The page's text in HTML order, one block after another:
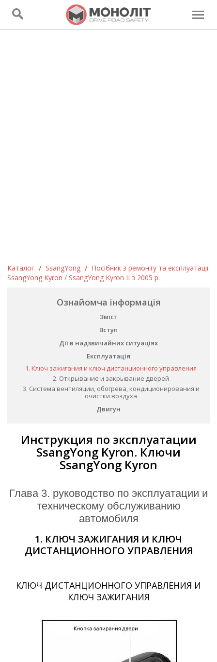
Каталог / SsangYong / Посібник з ремонту та експлуатації
SsangYong Kyron / SsangYong Kyron II з 2005 р.
Ознайомча інформація
Зміст
Вступ
Дії в надзвичайних ситуаціях
Експлуатація
1. Ключ зажигания и ключ дистанционного управления
2. Открывание и закрывание дверей
3. Система вентиляции, обогрева, кондиционирования и
очистки воздуха
Двигун
Инструкция по эксплуатации
SsangYong Kyron. Ключи
SsangYong Kyron
глава 3. руководство по эксплуатации и
техническому обслуживанию
автомобиля
1. КЛЮЧ ЗАЖИГАНИЯ И КЛЮЧ
ДИСТАНЦИОННОГО УПРАВЛЕНИЯ
КЛЮЧ ДИСТАНЦИОННОГО УПРАВЛЕНИЯ И
КЛЮЧ ЗАЖИГАНИЯ